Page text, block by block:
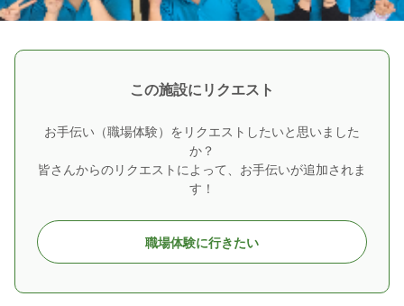
この施設にリクエスト
お手伝い（職場体験）をリクエストしたいと思いました
か？
皆さんからのリクエストによって、お手伝いが追加されま
す！
職場体験に行きたい